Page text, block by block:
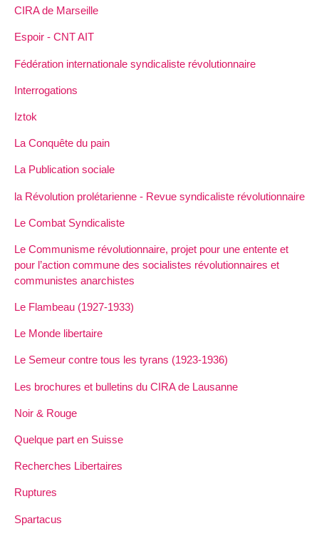
CIRA de Marseille
Espoir - CNT AIT
Fédération internationale syndicaliste révolutionnaire
Interrogations
Iztok
La Conquête du pain
La Publication sociale
la Révolution prolétarienne - Revue syndicaliste révolutionnaire
Le Combat Syndicaliste
Le Communisme révolutionnaire, projet pour une entente et
pour l’action commune des socialistes révolutionnaires et
communistes anarchistes
Le Flambeau (1927-1933)
Le Monde libertaire
Le Semeur contre tous les tyrans (1923-1936)
Les brochures et bulletins du CIRA de Lausanne
Noir & Rouge
Quelque part en Suisse
Recherches Libertaires
Ruptures
Spartacus